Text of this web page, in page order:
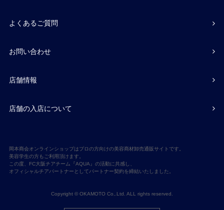
よくあるご質問
お問い合わせ
店舗情報
店舗の入店について
岡本商会オンラインショップはプロの方向けの美容商材卸売通販サイトです。
美容学生の方もご利用頂けます。
この度、FC大阪チアチーム『AQUA』の活動に共感し、
オフィシャルチアパートナーとしてパートナー契約を締結いたしました。
Copyright © OKAMOTO Co,.Ltd. ALL rights reserved.